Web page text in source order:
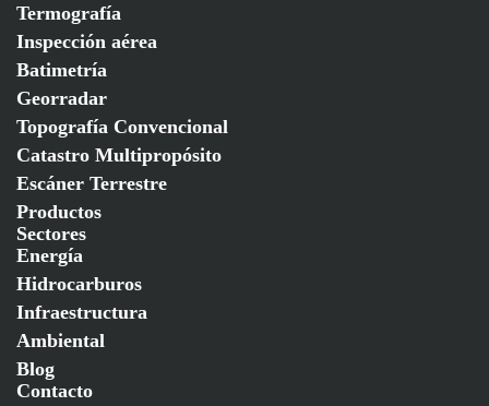
Termografía
Inspección aérea
Batimetría
Georradar
Topografía Convencional
Catastro Multipropósito
Escáner Terrestre
Productos
Sectores
Energía
Hidrocarburos
Infraestructura
Ambiental
Blog
Contacto